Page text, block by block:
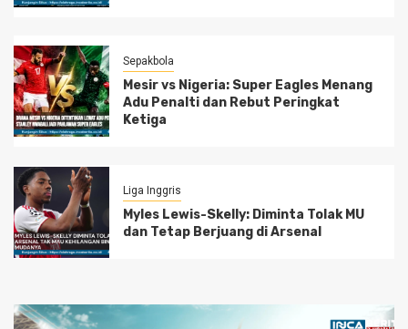
Sepakbola
Mesir vs Nigeria: Super Eagles Menang
Adu Penalti dan Rebut Peringkat
Ketiga
Liga Inggris
Myles Lewis-Skelly: Diminta Tolak MU
dan Tetap Berjuang di Arsenal